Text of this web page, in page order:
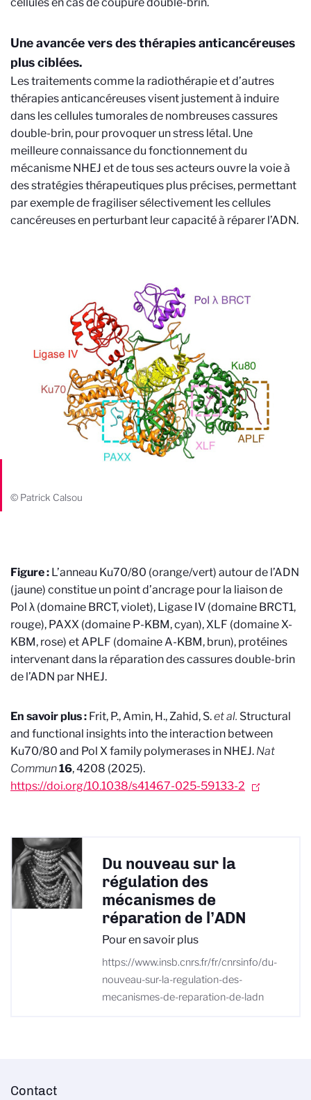
Une avancée vers des thérapies anticancéreuses
plus ciblées.
Les traitements comme la radiothérapie et d’autres
thérapies anticancéreuses visent justement à induire
dans les cellules tumorales de nombreuses cassures
double-brin, pour provoquer un stress létal. Une
meilleure connaissance du fonctionnement du
mécanisme NHEJ et de tous ses acteurs ouvre la voie à
des stratégies thérapeutiques plus précises, permettant
par exemple de fragiliser sélectivement les cellules
cancéreuses en perturbant leur capacité à réparer l’ADN.
© Patrick Calsou
Figure : L’anneau Ku70/80 (orange/vert) autour de l’ADN
(jaune) constitue un point d’ancrage pour la liaison de
Pol λ (domaine BRCT, violet), Ligase IV (domaine BRCT1,
rouge), PAXX (domaine P-KBM, cyan), XLF (domaine X-
KBM, rose) et APLF (domaine A-KBM, brun), protéines
intervenant dans la réparation des cassures double-brin
de l’ADN par NHEJ.
En savoir plus : Frit, P., Amin, H., Zahid, S.et al. Structural
and functional insights into the interaction between
Ku70/80 and Pol X family polymerases in NHEJ. Nat
Commun16, 4208 (2025).
https://doi.org/10.1038/s41467-025-59133-2
Du nouveau sur la
régulation des
mécanismes de
réparation de l’ADN
Pour en savoir plus
https://www.insb.cnrs.fr/fr/cnrsinfo/du-
nouveau-sur-la-regulation-des-
mecanismes-de-reparation-de-ladn
Contact